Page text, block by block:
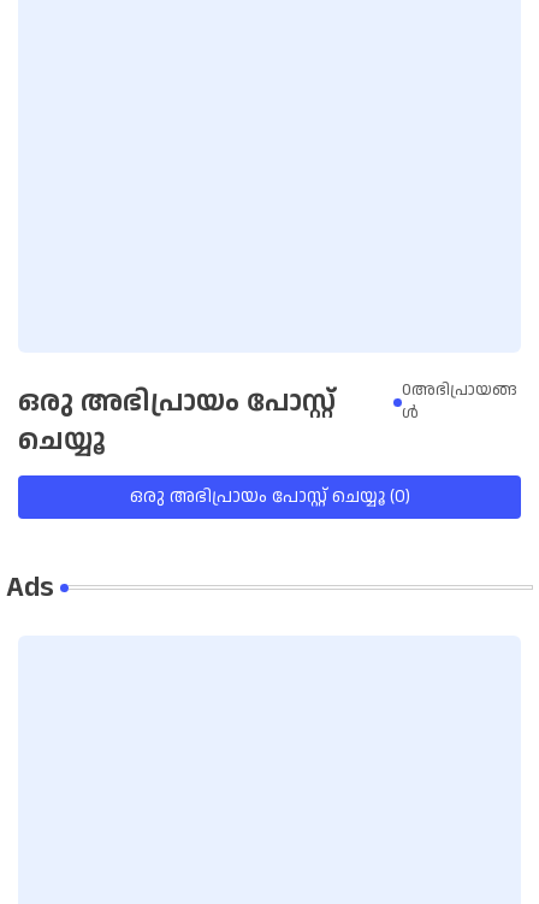
ഒരു അഭിപ്രായം പോസ്റ്റ്
ചെയ്യൂ
0അഭിപ്രായങ്ങ
ള്‍
ഒരു അഭിപ്രായം പോസ്റ്റ് ചെയ്യൂ (0)
Ads